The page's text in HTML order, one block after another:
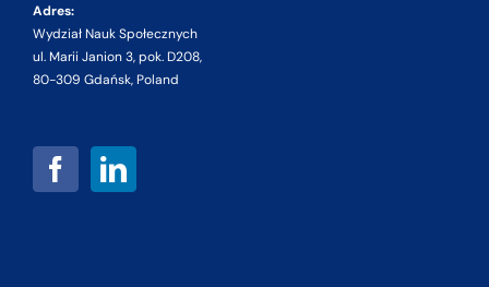
Adres:
Wydział Nauk Społecznych
ul. Marii Janion 3, pok. D208,
80-309 Gdańsk, Poland